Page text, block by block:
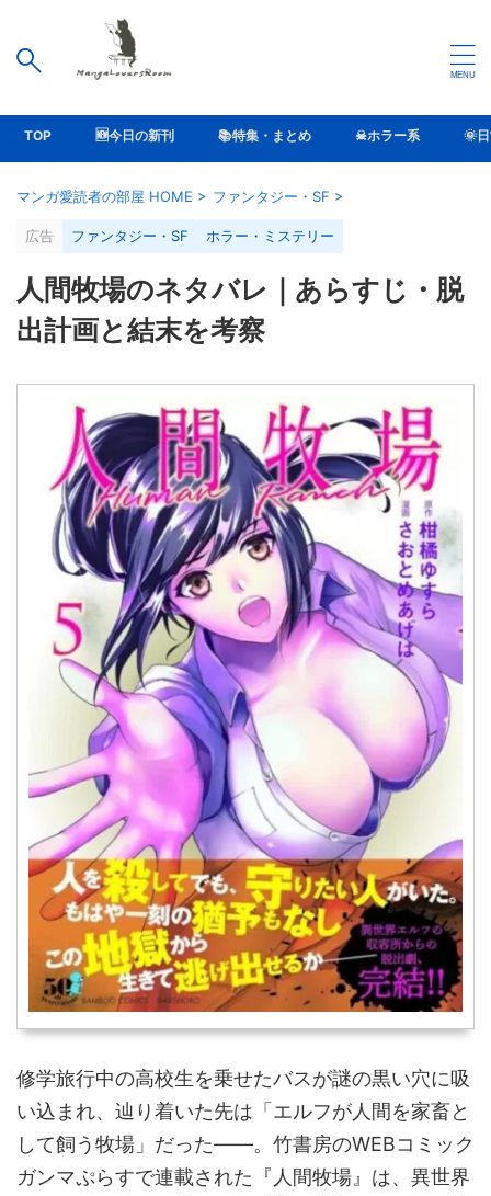
TOP 🆕今日の新刊 📚特集・まとめ ☠ホラー系 🌞
マンガ愛読者の部屋 HOME > ファンタジー・SF >
広告 ファンタジー・SF ホラー・ミステリー
人間牧場のネタバレ｜あらすじ・脱
出計画と結末を考察
修学旅行中の高校生を乗せたバスが謎の黒い穴に吸
い込まれ、辿り着いた先は「エルフが人間を家畜と
して飼う牧場」だった――。竹書房のWEBコミック
ガンマぷらすで連載された『人間牧場』は、異世界